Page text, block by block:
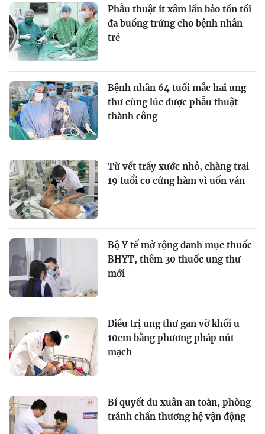
Phẫu thuật ít xâm lấn bảo tồn tối
đa buồng trứng cho bệnh nhân
trẻ
Bệnh nhân 64 tuổi mắc hai ung
thư cùng lúc được phẫu thuật
thành công
Từ vết trầy xước nhỏ, chàng trai
19 tuổi co cứng hàm vì uốn ván
Bộ Y tế mở rộng danh mục thuốc
BHYT, thêm 30 thuốc ung thư
mới
Điều trị ung thư gan vỡ khối u
10cm bằng phương pháp nút
mạch
Bí quyết du xuân an toàn, phòng
tránh chấn thương hệ vận động